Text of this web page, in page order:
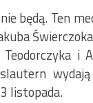
będą. Ten
i
listopada.